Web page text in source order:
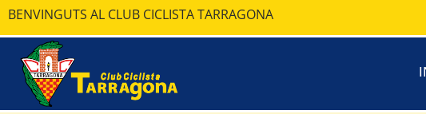
BENVINGUTS AL CLUB CICLISTA TARRAGONA